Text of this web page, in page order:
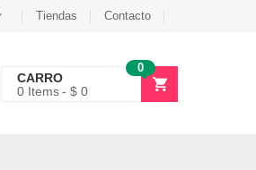
Tiendas Contacto
CARRO
0
0 Items $ 0